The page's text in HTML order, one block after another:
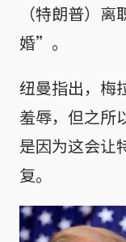
（特朗普）
婚”。
纽曼指出，梅
羞辱，但之所
是因为这会让
复。